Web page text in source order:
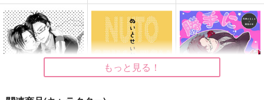
もっと見る！